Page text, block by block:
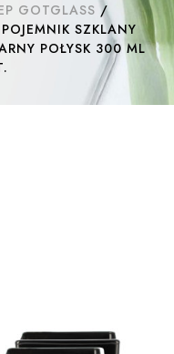
GOTGLASS /
SZKLANY
POŁYSK 300 ML